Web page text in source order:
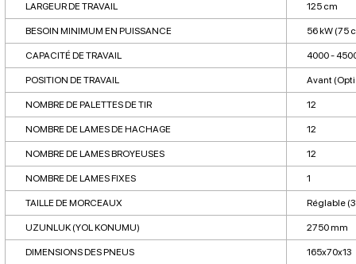
LARGEUR DE TRAVAIL 125 cm
BESOIN MINIMUM EN PUISSANCE 56 kW (75
CAPACITÉ DE TRAVAIL 4000 -
POSITION DE TRAVAIL Avant
NOMBRE DE PALETTES DE TIR 12
NOMBRE DE LAMES DE HACHAGE 12
NOMBRE DE LAMES BROYEUSES 12
NOMBRE DE LAMES FIXES 1
TAILLE DE MORCEAUX Réglable
UZUNLUK (YOL KONUMU) 2750 mm
DIMENSIONS DES PNEUS 165x70x13